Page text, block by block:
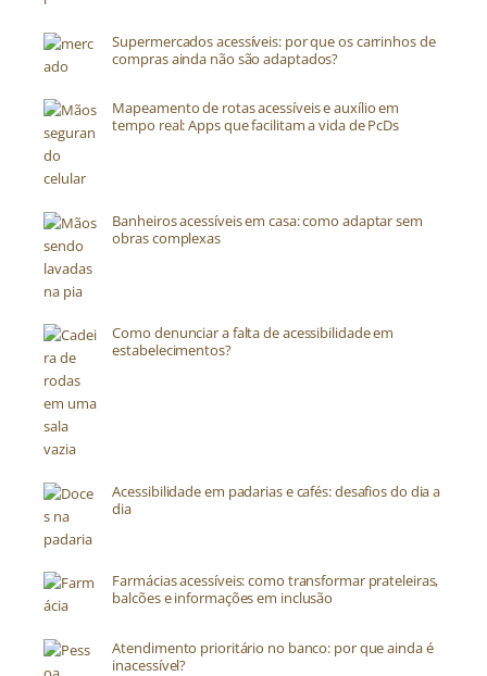
Supermercados acessíveis: por que os carrinhos de
compras ainda não são adaptados?
Mapeamento de rotas acessíveis e auxílio em
tempo real: Apps que facilitam a vida de PcDs
Banheiros acessíveis em casa: como adaptar sem
obras complexas
Como denunciar a falta de acessibilidade em
estabelecimentos?
Acessibilidade em padarias e cafés: desafios do dia a
dia
Farmácias acessíveis: como transformar prateleiras,
balcões e informações em inclusão
Atendimento prioritário no banco: por que ainda é
inacessível?